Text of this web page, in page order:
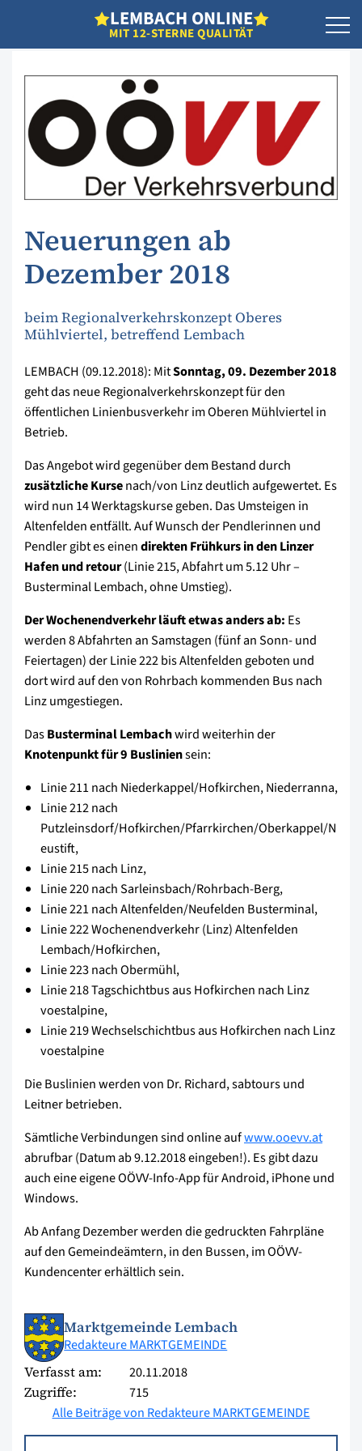
LEMBACH ONLINE
MIT 12-STERNE QUALITÄT
Neuerungen ab
Dezember 2018
beim Regionalverkehrskonzept Oberes
Mühlviertel, betreffend Lembach
LEMBACH (09.12.2018): MitSonntag, 09. Dezember 2018
geht das neue Regionalverkehrskonzept für den
öffentlichen Linienbusverkehr im Oberen Mühlviertel in
Betrieb.
Das Angebot wird gegenüber dem Bestand durch
zusätzliche Kursenach/von Linz deutlich aufgewertet. Es
wird nun 14 Werktagskurse geben. Das Umsteigen in
Altenfelden entfällt. Auf Wunsch der Pendlerinnen und
Pendler gibt es einendirekten Frühkurs in den Linzer
Hafen und retour(Linie 215, Abfahrt um 5.12 Uhr –
Busterminal Lembach, ohne Umstieg).
Der Wochenendverkehr läuft etwas anders ab: Es
werden 8 Abfahrten an Samstagen (fünf an Sonn- und
Feiertagen) der Linie 222 bis Altenfelden geboten und
dort wird auf den von Rohrbach kommenden Bus nach
Linz umgestiegen.
DasBusterminal Lembachwird weiterhin der
Knotenpunkt für 9 Busliniensein:
Linie 211 nach Niederkappel/Hofkirchen, Niederranna,
Linie 212 nach
Putzleinsdorf/Hofkirchen/Pfarrkirchen/Oberkappel/N
eustift,
Linie 215 nach Linz,
Linie 220 nach Sarleinsbach/Rohrbach-Berg,
Linie 221 nach Altenfelden/Neufelden Busterminal,
Linie 222 Wochenendverkehr (Linz) Altenfelden 
Lembach/Hofkirchen,
Linie 223 nach Obermühl,
Linie 218 Tagschichtbus aus Hofkirchen nach Linz
voestalpine,
Linie 219 Wechselschichtbus aus Hofkirchen nach Linz
voestalpine
Die Buslinien werden von Dr. Richard, sabtours und
Leitner betrieben.
Sämtliche Verbindungen sind online aufwww.ooevv.at
abrufbar (Datum ab 9.12.2018 eingeben!). Es gibt dazu
auch eine eigene OÖVV-Info-App für Android, iPhone und
Windows.
Ab Anfang Dezember werden die gedruckten Fahrpläne
auf den Gemeindeämtern, in den Bussen, im OÖVV-
Kundencenter erhältlich sein.
Marktgemeinde Lembach
Redakteure MARKTGEMEINDE
Verfasst am: 20.11.2018
Zugriffe:
715
Alle Beiträge von Redakteure MARKTGEMEINDE